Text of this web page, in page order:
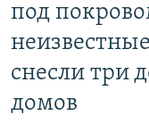
под
снесли три
домов